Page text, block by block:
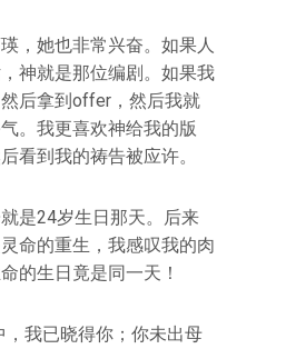
，她也非常兴奋。如果人
神就是那位编剧。如果我
后拿到offer，然后我就
。我更喜欢神给我的版
看到我的祷告被应许。
是24岁生日那天。后来
命的重生，我感叹我的肉
的生日竟是同一天！
，我已晓得你；你未出母